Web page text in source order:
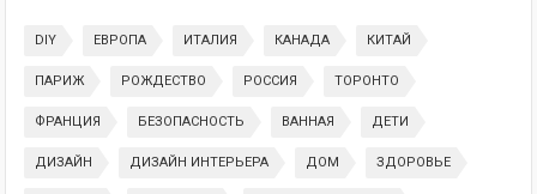
DIY ЕВРОПА ИТАЛИЯ КАНАДА КИТАЙ
ПАРИЖ РОЖДЕСТВО РОССИЯ ТОРОНТО
ФРАНЦИЯ БЕЗОПАСНОСТЬ ВАННАЯ ДЕТИ
ДИЗАЙН ДИЗАЙН ИНТЕРЬЕРА ДОМ ЗДОРОВЬЕ